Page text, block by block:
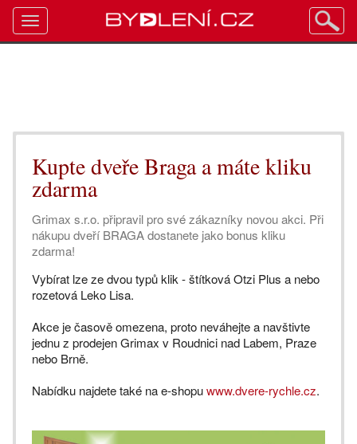
Kupte dveře Braga a máte kliku
zdarma
Grimax s.r.o. připravil pro své zákazníky novou akci. Při
nákupu dveří BRAGA dostanete jako bonus kliku
zdarma!
Vybírat lze ze dvou typů klik - štítková Otzi Plus a nebo
rozetová Leko Lisa.
Akce je časově omezena, proto neváhejte a navštivte
jednu z prodejen Grimax v Roudnici nad Labem, Praze
nebo Brně.
Nabídku najdete také na e-shopuwww.dvere-rychle.cz.
Toggle
navigation